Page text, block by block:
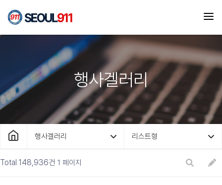
행사겔러리
행사겔러리 리스트형
Total 148,936건 1 페이지